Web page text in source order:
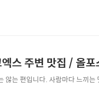
정말 고생할 것 같아 어제 시
스 주변 맛집 / 올포
는 편입니다. 사람마다 느끼